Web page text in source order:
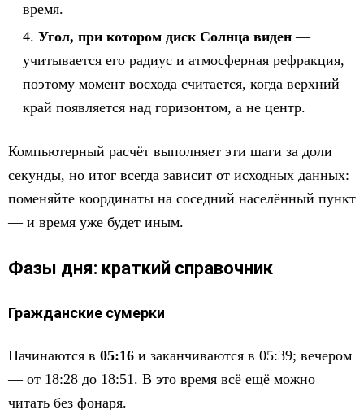
время.
Угол, при котором диск Солнца виден —
учитывается его радиус и атмосферная рефракция,
поэтому момент восхода считается, когда верхний
край появляется над горизонтом, а не центр.
Компьютерный расчёт выполняет эти шаги за доли
секунды, но итог всегда зависит от исходных данных:
поменяйте координаты на соседний населённый пункт
— и время уже будет иным.
Фазы дня: краткий справочник
Гражданские сумерки
Начинаются в 05:16 и заканчиваются в 05:39; вечером
— от 18:28 до 18:51. В это время всё ещё можно
читать без фонаря.